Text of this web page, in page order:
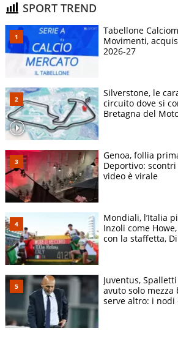
SPORT TREND
Tabellone
Movimenti,
2026-27
Silverstone, le
circuito dove si
Bretagna del
Genoa, follia
Deportivo:
video è virale
Mondiali, l’Italia
Inzoli come
con la staffetta,
Juventus,
avuto solo
serve altro: i nodi